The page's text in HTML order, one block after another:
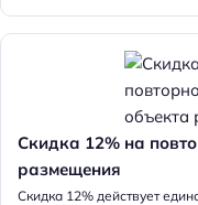
Скидка 12% на
размещения
Cкидка 12% действует